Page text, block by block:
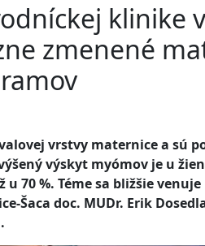
klinike
zmenené
vrstvy maternice a sú
výskyt myómov je u
70 %. Téme sa bližšie
Šaca doc. MUDr. Erik